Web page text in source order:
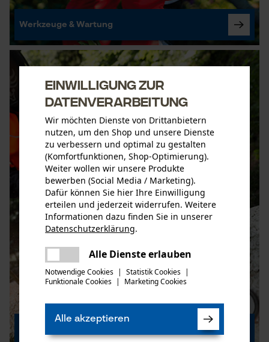
Werkzeuge & Wartung
Einwilligung zur
Datenverarbeitung
Wir möchten Dienste von Drittanbietern
nutzen, um den Shop und unsere Dienste
zu verbessern und optimal zu gestalten
(Komfortfunktionen, Shop-Optimierung).
Weiter wollen wir unsere Produkte
bewerben (Social Media / Marketing).
Dafür können Sie hier Ihre Einwilligung
erteilen und jederzeit widerrufen. Weitere
Informationen dazu finden Sie in unserer
Datenschutzerklärung.
Alle Dienste erlauben
Notwendige Cookies | Statistik Cookies |
Funktionale Cookies | Marketing Cookies
Alle akzeptieren
Es ist ein Fehler aufgetreten. Bitte
versuchen Sie es erneut.
mail